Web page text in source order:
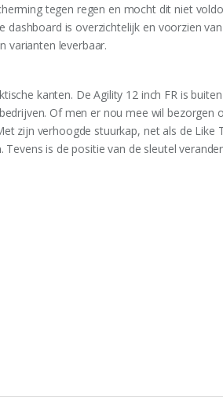
tegen regen en mocht dit niet
dashboard is overzichtelijk en voorzien
varianten leverbaar.
kanten. De Agility 12 inch FR is
Of men er nou mee wil bezorgen
zijn verhoogde stuurkap, net als de
is de positie van de sleutel